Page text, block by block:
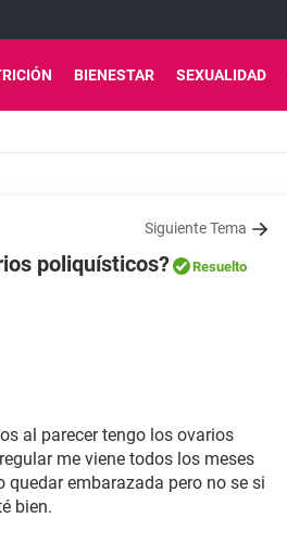
BIENESTAR SEXUALIDAD
Siguiente Tema
poliquísticos? Resuelto
al parecer tengo los ovarios
me viene todos los meses
embarazada pero no se si
bien.